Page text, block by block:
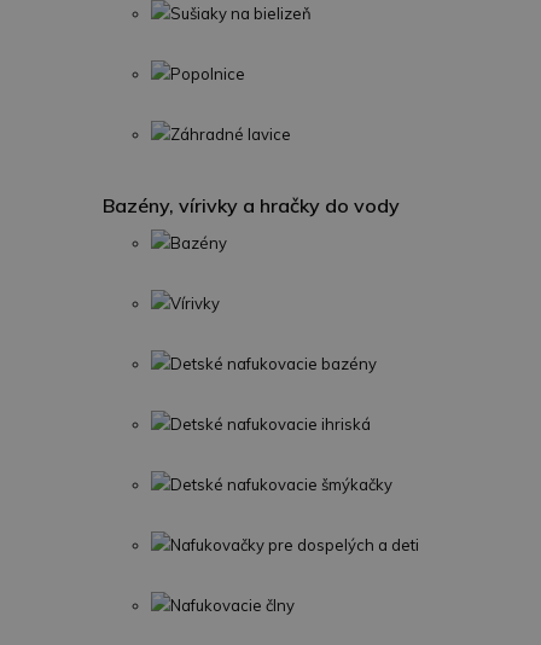
Sušiaky na bielizeň
Popolnice
Záhradné lavice
Bazény, vírivky a hračky do vody
Bazény
Vírivky
Detské nafukovacie bazény
Detské nafukovacie ihriská
Detské nafukovacie šmýkačky
Nafukovačky pre dospelých a deti
Nafukovacie člny